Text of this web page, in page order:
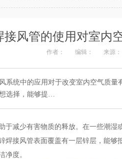
接风管的使用对室内
作者： 编辑： 来源：
系统中的应用对于改变室内空气质
选择，能够提…
于减少有害物质的释放。在一些潮
焊接风管表面覆盖有一层锌层，能
净度。